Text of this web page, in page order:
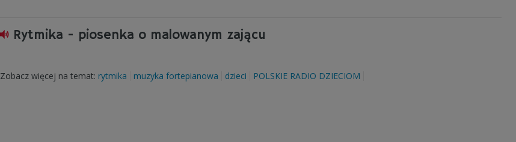
Rytmika - piosenka o malowanym zającu
Zobacz więcej na temat: rytmika muzyka fortepianowa dzieci POLSKIE RADIO DZIECIOM